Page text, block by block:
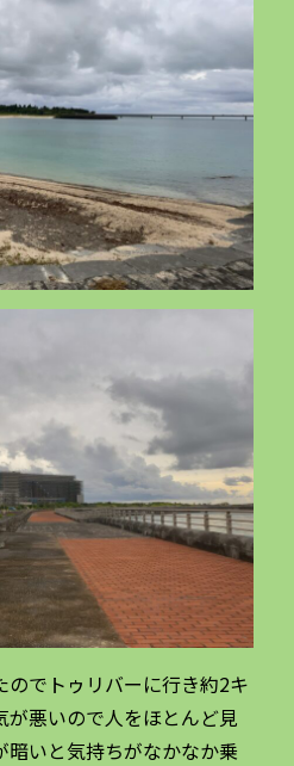
のでトゥリバーに行き約2キ
が悪いので人をほとんど見
暗いと気持ちがなかなか乗